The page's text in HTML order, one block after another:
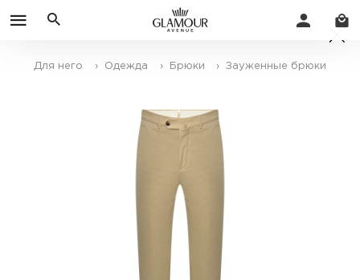
Для него › Одежда › Брюки › Зауженные брюки